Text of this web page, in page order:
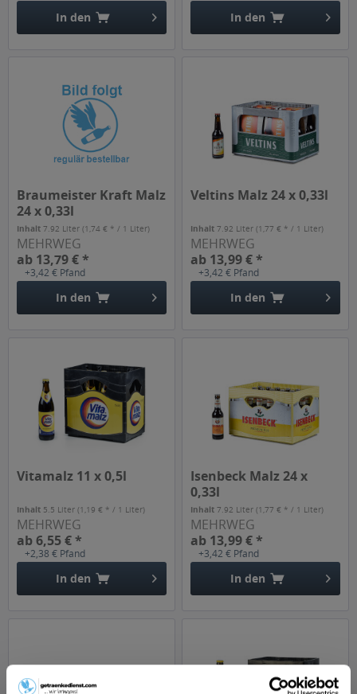
In den In den
Braumeister Kraft Malz
24 x 0,33l
Inhalt7.92 Liter(1,74 € * / 1 Liter)
MEHRWEG
ab 13,79 € *
+3,42 € Pfand
In den
Veltins Malz 24 x 0,33l
Inhalt7.92 Liter(1,77 € * / 1 Liter)
MEHRWEG
ab 13,99 € *
+3,42 € Pfand
In den
Vitamalz 11 x 0,5l
Inhalt 5.5 Liter(1,19 € * / 1 Liter)
MEHRWEG
ab 6,55 € *
+2,38 € Pfand
In den
Isenbeck Malz 24 x
0,33l
Inhalt7.92 Liter(1,77 € * / 1 Liter)
MEHRWEG
ab 13,99 € *
+3,42 € Pfand
In den